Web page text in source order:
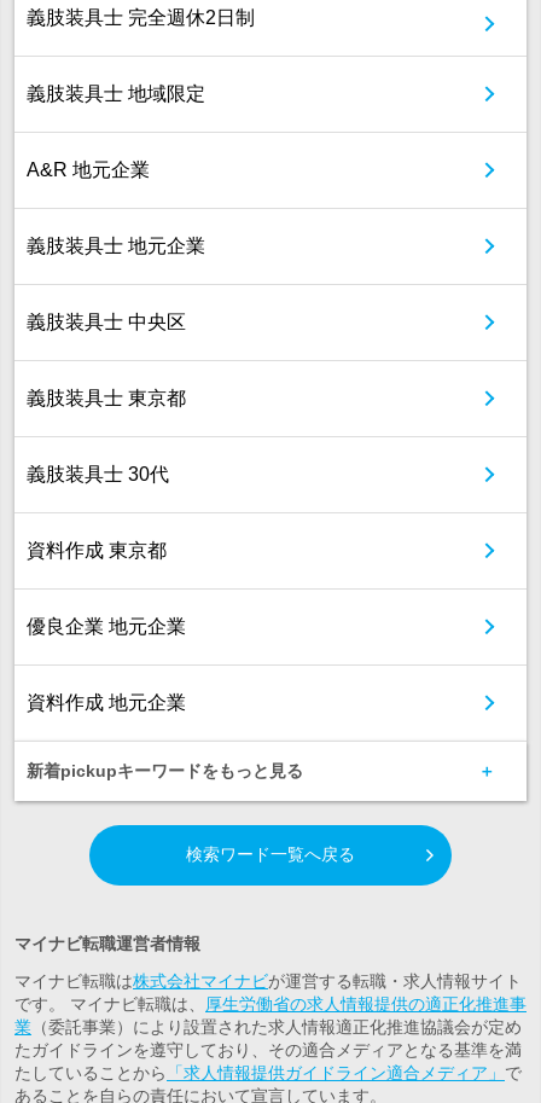
義肢装具士 完全週休2日制
義肢装具士 地域限定
A&R 地元企業
義肢装具士 地元企業
義肢装具士 中央区
義肢装具士 東京都
義肢装具士 30代
資料作成 東京都
優良企業 地元企業
資料作成 地元企業
新着pickupキーワードをもっと見る
検索ワード一覧へ戻る
マイナビ転職運営者情報
マイナビ転職は株式会社マイナビが運営する転職・求人情報サイト
です。 マイナビ転職は、
厚生労働省の求人情報提供の適正化推進事
業 （委託事業）により設置された求人情報適正化推進協議会が定め
たガイドラインを遵守しており、その適合メディアとなる基準を満
たしていることから
「求人情報提供ガイドライン適合メディア」 で
あることを自らの責任において宣言しています。